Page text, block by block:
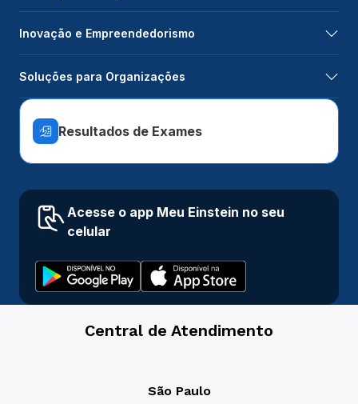
Inovação e Empreendedorismo
Soluções para Organizações
Resultados de Exames
Acesse o app Meu Einstein no seu
celular
Central de Atendimento
São Paulo